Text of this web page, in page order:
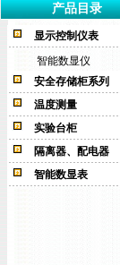
产品目录
显示控制仪表
智能数显仪
安全存储柜系列
温度测量
实验台柜
隔离器、配电器
智能数显表